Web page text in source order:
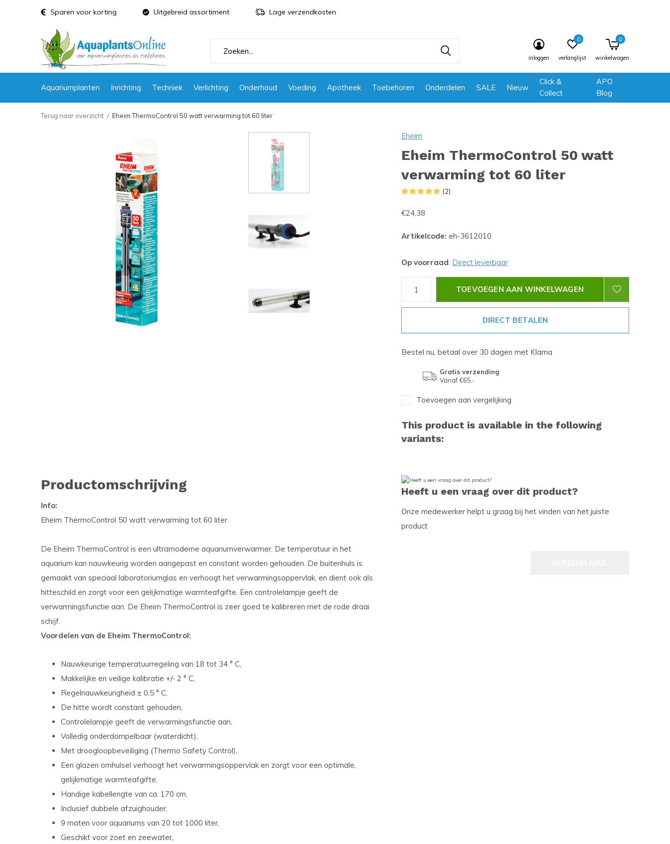
Aquariumplanten Inrichting Techniek Verlichting Onderhoud Voeding Apotheek Toebehoren Onderdelen SALE Nieuw
Click &
Collect
APO
Blog
inloggen verlanglijst
0
winkelwagen
0
Sparen voor korting Uitgebreid assortiment Lage verzendkosten
Terug naar overzicht Eheim ThermoControl 50 watt verwarming tot 60 liter
Eheim
Eheim ThermoControl 50 watt
verwarming tot 60 liter
(2)
€24,38
Artikelcode: eh-3612010
Op voorraad: Direct leverbaar
TOEVOEGEN AAN WINKELWAGEN
DIRECT BETALEN
Bestel nu, betaal over 30 dagen met Klarna
Gratis verzending
Vanaf €65,-
Toevoegen aan vergelijking
This product is available in the following
variants:
Productomschrijving
Info:
Eheim ThermoControl 50 watt verwarming tot 60 liter.
De Eheim ThermoControl is een ultramoderne aquariumverwarmer. De temperatuur in het
aquarium kan nauwkeurig worden aangepast en constant worden gehouden. De buitenhuls is
gemaakt van speciaal laboratoriumglas en verhoogt het verwarmingsoppervlak, en dient ook als
hitteschild en zorgt voor een gelijkmatige warmteafgifte. Een controlelampje geeft de
verwarmingsfunctie aan. De Eheim ThermoControl is zeer goed te kalibreren met de rode draai
schijf.
Voordelen van de Eheim ThermoControl:
Nauwkeurige temperatuurregeling van 18 tot 34 ° C,
Makkelijke en veilige kalibratie +/- 2 ° C,
Regelnauwkeurigheid ± 0,5 ° C,
De hitte wordt constant gehouden,
Controlelampje geeft de verwarmingsfunctie aan,
Volledig onderdompelbaar (waterdicht),
Met droogloopbeveiliging (Thermo Safety Control),
Een glazen omhulsel verhoogt het verwarmingsoppervlak en zorgt voor een optimale,
gelijkmatige warmteafgifte,
Handige kabellengte van ca. 170 cm,
Inclusief dubbele afzuighouder,
9 maten voor aquariums van 20 tot 1000 liter,
Geschikt voor zoet en zeewater,
Heeft u een vraag over dit product?
Onze medewerker helpt u graag bij het vinden van het juiste
product